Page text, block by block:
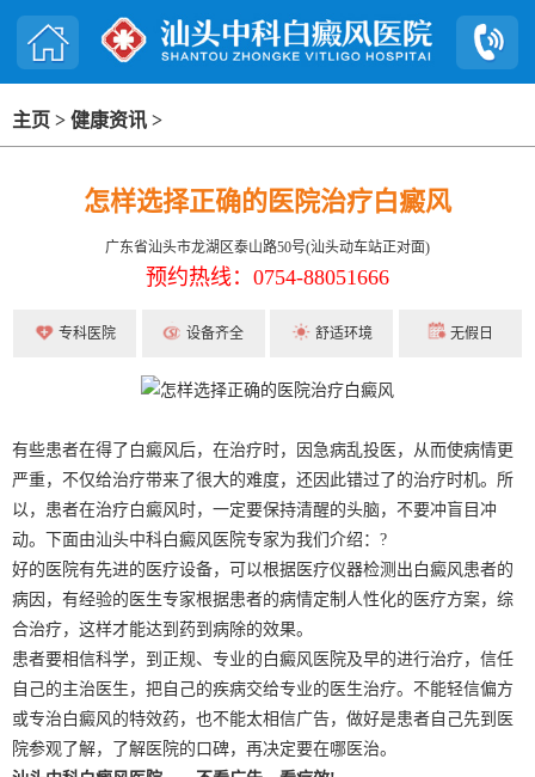
主页 > 健康资讯 >
怎样选择正确的医院治疗白癜风
广东省汕头市龙湖区泰山路50号(汕头动车站正对面)
预约热线：0754-88051666
专科医院 设备齐全 舒适环境 无假日
有些患者在得了白癜风后，在治疗时，因急病乱投医，从而使病情更
严重，不仅给治疗带来了很大的难度，还因此错过了的治疗时机。所
以，患者在治疗白癜风时，一定要保持清醒的头脑，不要冲盲目冲
动。下面由汕头中科白癜风医院专家为我们介绍：?
好的医院有先进的医疗设备，可以根据医疗仪器检测出白癜风患者的
病因，有经验的医生专家根据患者的病情定制人性化的医疗方案，综
合治疗，这样才能达到药到病除的效果。
患者要相信科学，到正规、专业的白癜风医院及早的进行治疗，信任
自己的主治医生，把自己的疾病交给专业的医生治疗。不能轻信偏方
或专治白癜风的特效药，也不能太相信广告，做好是患者自己先到医
院参观了解，了解医院的口碑，再决定要在哪医治。